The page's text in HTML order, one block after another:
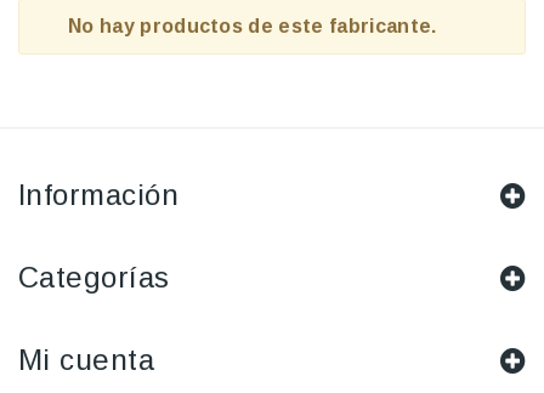
No hay productos de este fabricante.
Información
Categorías
Mi cuenta